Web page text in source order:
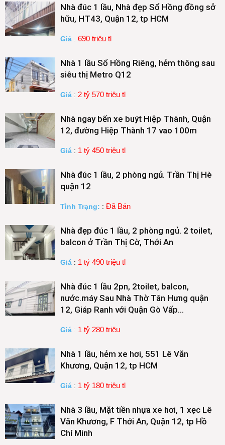
Nhà đúc 1 lầu, Nhà đẹp Sổ Hồng đồng sở
hữu, HT43, Quận 12, tp HCM
Giá : 690 triệu tl
Nhà 1 lầu Sổ Hồng Riêng, hẻm thông sau
siêu thị Metro Q12
Giá : 2 tỷ 570 triệu tl
Nhà ngay bến xe buýt Hiệp Thành, Quận
12, đường Hiệp Thành 17 vao 100m
Giá : 1 tỷ 450 triệu tl
Nhà đúc 1 lầu, 2 phòng ngủ. Trần Thị Hè
quận 12
Tình Trạng: : Đã Bán
Nhà đẹp đúc 1 lầu, 2 phòng ngủ. 2 toilet,
balcon ở Trần Thị Cờ, Thới An
Giá : 1 tỷ 490 triệu tl
Nhà đúc 1 lầu 2pn, 2toilet, balcon,
nước.máy Sau Nhà Thờ Tân Hưng quận
12, Giáp Ranh với Quận Gò Vấp…
Giá : 1 tỷ 280 triệu
Nhà 1 lầu, hẻm xe hơi, 551 Lê Văn
Khương, Quận 12, tp HCM
Giá : 1 tỷ 180 triệu tl
Nhà 3 lầu, Mặt tiền nhựa xe hơi, 1 xẹc Lê
Văn Khương, F Thới An, Quận 12, tp Hồ
Chí Minh